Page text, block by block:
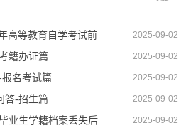
2025-09-02
高等教育自学考试前
2025-09-02
籍办证篇
2025-09-02
名考试篇
2025-09-02
答-招生篇
2025-09-02
业生学籍档案丢失后